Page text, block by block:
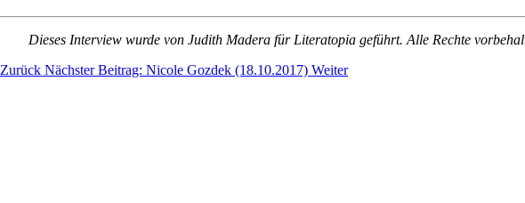
Dieses Interview wurde von Judith Madera für Literatopia geführt. Alle Rechte
Zurück Nächster Beitrag: Nicole Gozdek (18.10.2017) Weiter